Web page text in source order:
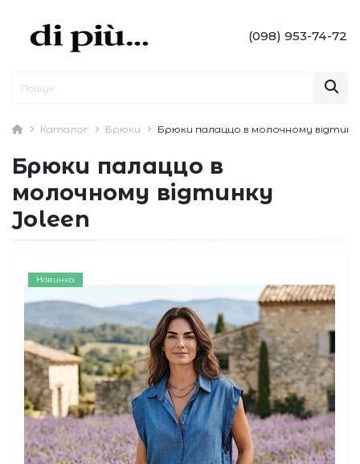
(098) 953-74-72
Каталог Брюки Брюки палаццо в молочному
Брюки палаццо в
молочному відтинку
Joleen
Новинка